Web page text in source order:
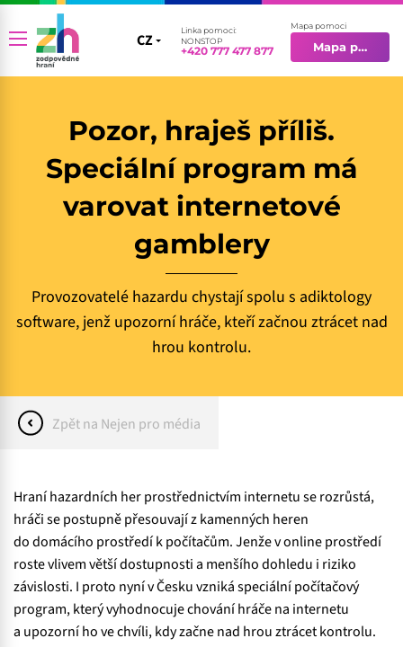
CZ
CZ
Linka pomoci:
NONSTOP
+420 777 477 877
Mapa pomoci
Mapa pomoci
Pozor, hraješ příliš.
Speciální program má
varovat internetové
gamblery
Provozovatelé hazardu chystají spolu s adiktology
software, jenž upozorní hráče, kteří začnou ztrácet nad
hrou kontrolu.
Zpět na Nejen pro média
Hraní hazardních her prostřednictvím internetu se rozrůstá,
hráči se postupně přesouvají z kamenných heren
do domácího prostředí k počítačům. Jenže v online prostředí
roste vlivem větší dostupnosti a menšího dohledu i riziko
závislosti. I proto nyní v Česku vzniká speciální počítačový
program, který vyhodnocuje chování hráče na internetu
a upozorní ho ve chvíli, kdy začne nad hrou ztrácet kontrolu.